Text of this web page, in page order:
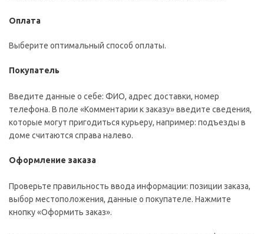
Оплата
Выберите оптимальный способ оплаты.
Покупатель
Введите данные о себе: ФИО, адрес доставки, номер
телефона. В поле «Комментарии к заказу» введите сведения,
которые могут пригодиться курьеру, например: подъезды в
доме считаются справа налево.
Оформление заказа
Проверьте правильность ввода информации: позиции заказа,
выбор местоположения, данные о покупателе. Нажмите
кнопку «Оформить заказ».